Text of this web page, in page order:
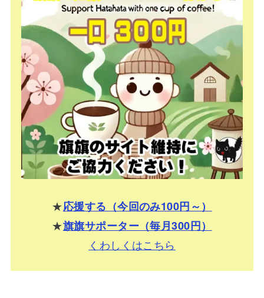
★応援する（今回のみ100円～）
★旗旗サポーター（毎月300円）
くわしくはこちら